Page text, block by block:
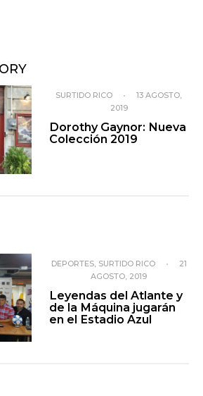
SURTIDO RICO •
13 AGOSTO,
2019
Dorothy Gaynor: Nueva
Colección 2019
DEPORTES, SURTIDO RICO •
21
AGOSTO, 2019
Leyendas del Atlante y
de la Máquina jugarán
en el Estadio Azul